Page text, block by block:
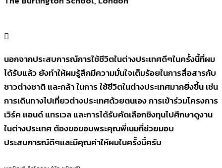
นอกจากประสบการณ์การใช้ชีวิตในต่างประเทศดีๆในครั้งนี้ที่ผม
ได้รับแล้ว ยังทำให้ผมรู้สึกมีความมั่นใจเต็มร้อยในการสื่อสารกับ
ชาวต่างชาติ และกล้า ในการ ใช้ชีวิตในต่างประเทศมากยิ่งขึ้น เช่น
การเดินทางไปเที่ยวต่างประเทศด้วยตนเอง การเข้าร่วมโครงการ
เวิร์ค แอนด์ แทรเวล และการได้รับคัดเลือกชิงทุนไปศึกษาดูงาน
ในต่างประเทศ ต้องขอขอบพระคุณพี่เนมที่ช่วยมอบ
ประสบการณ์ดีๆและมีคุณค่าให้ผมในครั้งนี้ครับ